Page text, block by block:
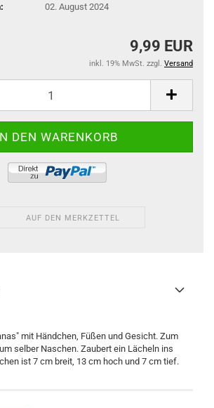
02. August 2024
9,99 EUR
inkl. 19% MwSt. zzgl. Versand
AUF DEN MERKZETTEL
mit Händchen, Füßen und Gesicht. Zum
selber Naschen. Zaubert ein Lächeln ins
ist 7 cm breit, 13 cm hoch und 7 cm tief.